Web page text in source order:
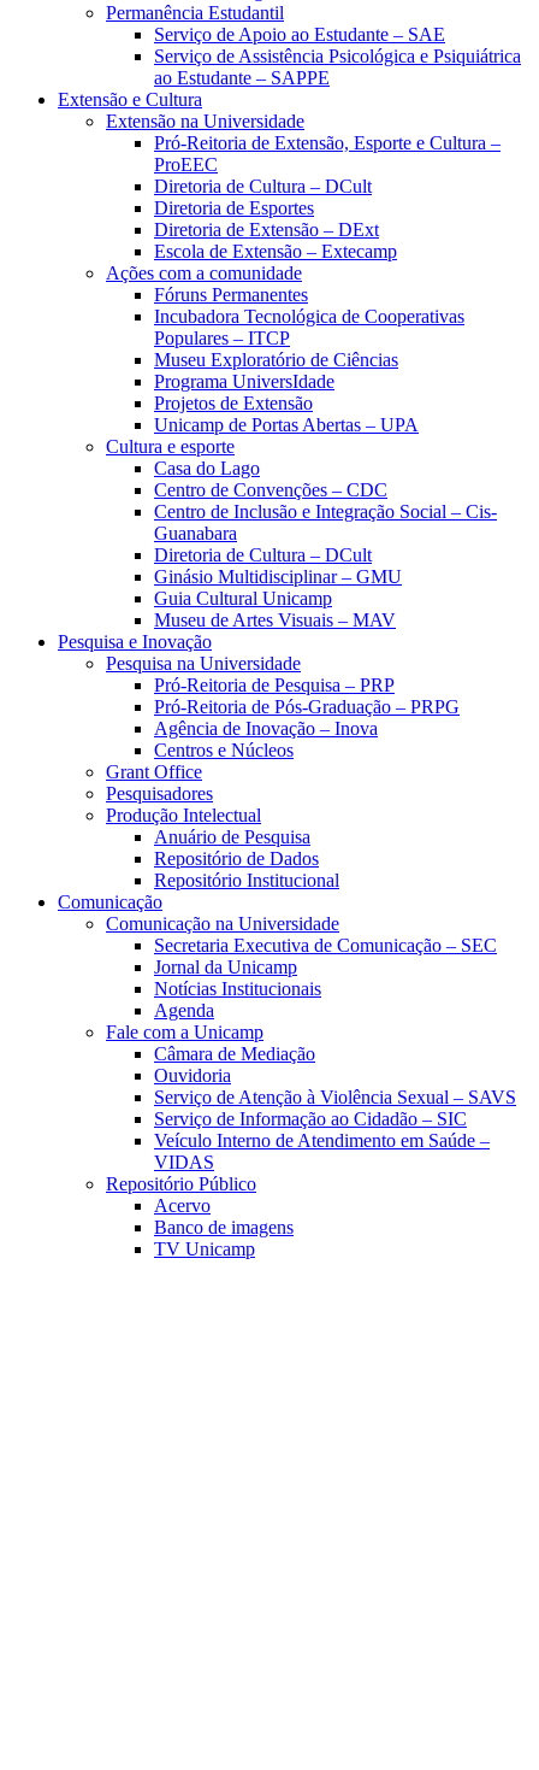
Permanência Estudantil
Serviço de Apoio ao Estudante – SAE
Serviço de Assistência Psicológica e Psiquiátrica
ao Estudante – SAPPE
Extensão e Cultura
Extensão na Universidade
Pró-Reitoria de Extensão, Esporte e Cultura –
ProEEC
Diretoria de Cultura – DCult
Diretoria de Esportes
Diretoria de Extensão – DExt
Escola de Extensão – Extecamp
Ações com a comunidade
Fóruns Permanentes
Incubadora Tecnológica de Cooperativas
Populares – ITCP
Museu Exploratório de Ciências
Programa UniversIdade
Projetos de Extensão
Unicamp de Portas Abertas – UPA
Cultura e esporte
Casa do Lago
Centro de Convenções – CDC
Centro de Inclusão e Integração Social – Cis-
Guanabara
Diretoria de Cultura – DCult
Ginásio Multidisciplinar – GMU
Guia Cultural Unicamp
Museu de Artes Visuais – MAV
Pesquisa e Inovação
Pesquisa na Universidade
Pró-Reitoria de Pesquisa – PRP
Pró-Reitoria de Pós-Graduação – PRPG
Agência de Inovação – Inova
Centros e Núcleos
Grant Office
Pesquisadores
Produção Intelectual
Anuário de Pesquisa
Repositório de Dados
Repositório Institucional
Comunicação
Comunicação na Universidade
Secretaria Executiva de Comunicação – SEC
Jornal da Unicamp
Notícias Institucionais
Agenda
Fale com a Unicamp
Câmara de Mediação
Ouvidoria
Serviço de Atenção à Violência Sexual – SAVS
Serviço de Informação ao Cidadão – SIC
Veículo Interno de Atendimento em Saúde –
VIDAS
Repositório Público
Acervo
Banco de imagens
TV Unicamp